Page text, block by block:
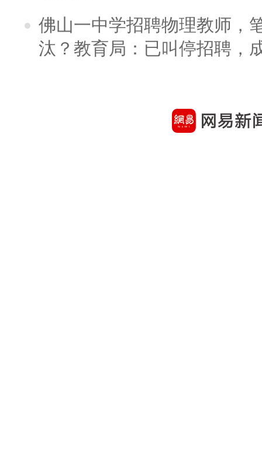
佛山一中学招聘物理教师，
汰？教育局：已叫停招聘，